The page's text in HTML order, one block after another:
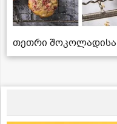
თეთრი